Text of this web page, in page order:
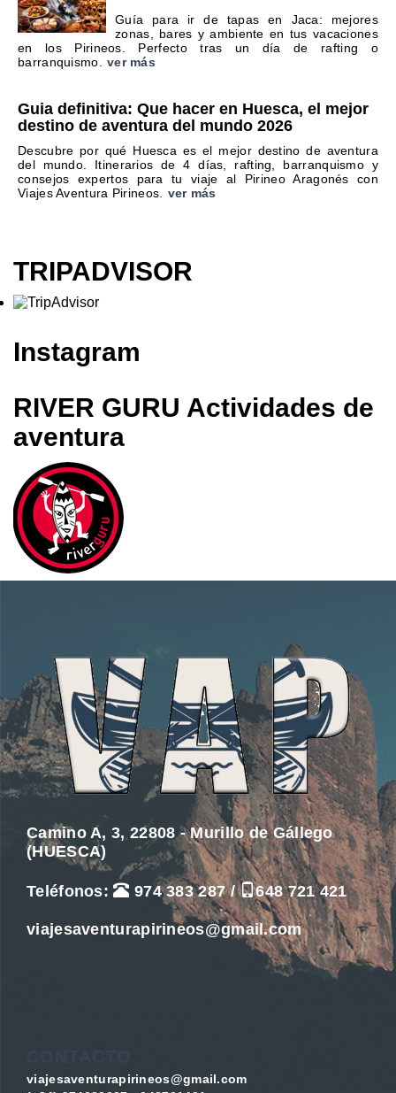
Guía para ir de tapas en Jaca: mejores
zonas, bares y ambiente en tus vacaciones
en los Pirineos. Perfecto tras un día de rafting o
barranquismo.
ver más
Guia definitiva: Que hacer en Huesca, el mejor
destino de aventura del mundo 2026
Descubre por qué Huesca es el mejor destino de aventura
del mundo. Itinerarios de 4 días, rafting, barranquismo y
consejos expertos para tu viaje al Pirineo Aragonés con
Viajes Aventura Pirineos. ver más
TRIPADVISOR
Instagram
RIVER GURU Actividades de
aventura
Camino A, 3, 22808 - Murillo de Gállego
(HUESCA)
Teléfonos: 974 383 287/ 648 721 421
viajesaventurapirineos@gmail.com
viajesaventurapirineos@gmail.com